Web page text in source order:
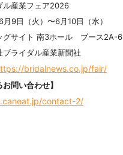
ル産業フェア2026
9日（火）〜6月10日（水）
グサイト 南3ホール ブース2A-6
ブライダル産業新聞社
bridalnews.co.jp/fair/
お問い合わせ】
contact-2/